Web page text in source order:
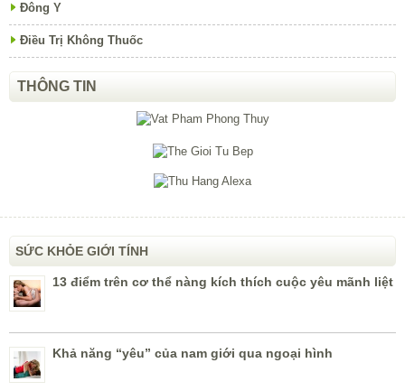
Đông Y
Điều Trị Không Thuốc
THÔNG TIN
SỨC KHỎE GIỚI TÍNH
13 điểm trên cơ thể nàng kích thích cuộc yêu mãnh liệt
Khả năng “yêu” của nam giới qua ngoại hình